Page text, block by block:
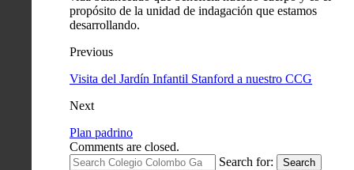
propósito de la unidad de indagación que estamos
desarrollando.
Previous
Visita del Jardín Infantil Stanford a nuestro CCG
Next
Plan padrino
Comments are closed.
Search for:
Search